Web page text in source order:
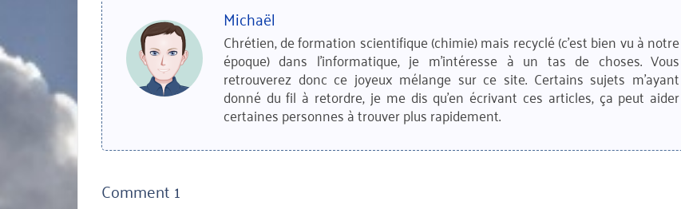
Michaël
Chrétien, de formation scientifique (chimie) mais recyclé (c'est bien vu à notre
époque) dans l'informatique, je m'intéresse à un tas de choses. Vous
retrouverez donc ce joyeux mélange sur ce site. Certains sujets m'ayant
donné du fil à retordre, je me dis qu'en écrivant ces articles, ça peut aider
certaines personnes à trouver plus rapidement.
Comment 1